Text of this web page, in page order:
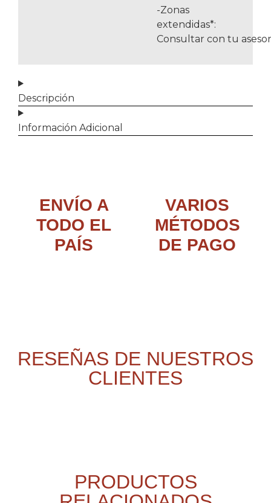
ENVÍO A
TODO EL
PAÍS
VARIOS
MÉTODOS
DE PAGO
-Zonas
extendidas*:
Consultar con tu
Descripción
Información Adicional
RESEÑAS DE NUESTROS
CLIENTES
PRODUCTOS